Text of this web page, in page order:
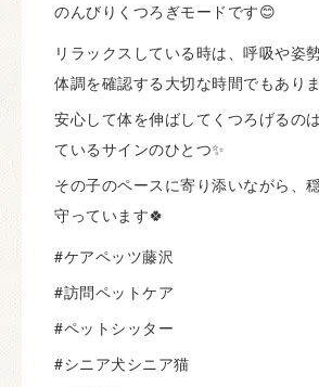
のんびりくつろぎモードです😊
リラックスしている時は、呼吸や姿
体調を確認する大切な時間でもありま
安心して体を伸ばしてくつろげるの
ているサインのひとつ✨
その子のペースに寄り添いながら、
守っています🍀
#ケアペッツ藤沢
#訪問ペットケア
#ペットシッター
#シニア犬シニア猫